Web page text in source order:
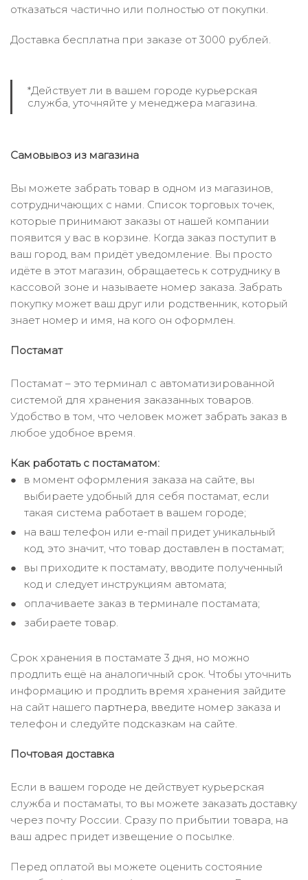
отказаться частично или полностью от покупки.
Доставка бесплатна при заказе от 3000 рублей.
*Действует ли в вашем городе курьерская
служба, уточняйте у менеджера магазина.
Самовывоз из магазина
Вы можете забрать товар в одном из магазинов,
сотрудничающих с нами. Список торговых точек,
которые принимают заказы от нашей компании
появится у вас в корзине. Когда заказ поступит в
ваш город, вам придёт уведомление. Вы просто
идёте в этот магазин, обращаетесь к сотруднику в
кассовой зоне и называете номер заказа. Забрать
покупку может ваш друг или родственник, который
знает номер и имя, на кого он оформлен.
Постамат
Постамат – это терминал с автоматизированной
системой для хранения заказанных товаров.
Удобство в том, что человек может забрать заказ в
любое удобное время.
Как работать с постаматом:
в момент оформления заказа на сайте, вы
выбираете удобный для себя постамат, если
такая система работает в вашем городе;
на ваш телефон или e-mail придет уникальный
код, это значит, что товар доставлен в постамат;
вы приходите к постамату, вводите полученный
код и следует инструкциям автомата;
оплачиваете заказ в терминале постамата;
забираете товар.
Срок хранения в постамате 3 дня, но можно
продлить ещё на аналогичный срок. Чтобы уточнить
информацию и продлить время хранения зайдите
на сайт нашего партнера, введите номер заказа и
телефон и следуйте подсказкам на сайте.
Почтовая доставка
Если в вашем городе не действует курьерская
служба и постаматы, то вы можете заказать доставку
через почту России. Сразу по прибытии товара, на
ваш адрес придет извещение о посылке.
Перед оплатой вы можете оценить состояние